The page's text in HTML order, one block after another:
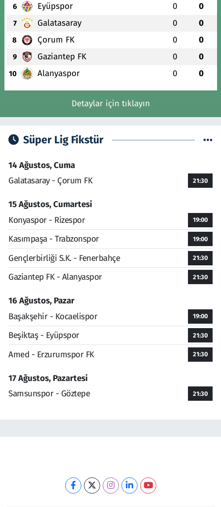
6 Eyüpspor 0 0
7 Galatasaray 0 0
8 Çorum FK 0 0
9 Gaziantep FK 0 0
10 Alanyaspor 0 0
Detaylar için tıklayın
Süper Lig Fikstür
14 Ağustos, Cuma
Galatasaray - Çorum FK
21:30
15 Ağustos, Cumartesi
Konyaspor - Rizespor
19:00
Kasımpaşa - Trabzonspor 19:00
Gençlerbirliği S.K. - Fenerbahçe 21:30
Gaziantep FK - Alanyaspor 21:30
16 Ağustos, Pazar
Başakşehir - Kocaelispor
19:00
Beşiktaş - Eyüpspor 21:30
Amed - Erzurumspor FK 21:30
17 Ağustos, Pazartesi
Samsunspor - Göztepe
21:30